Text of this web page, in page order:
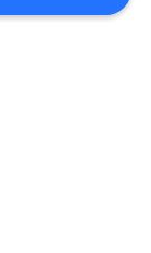
خريطة